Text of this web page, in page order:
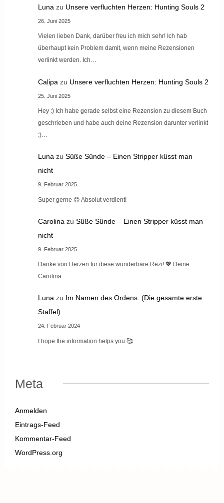
Luna zu Unsere verfluchten Herzen: Hunting Souls 2
26. Juni 2025
Vielen lieben Dank, darüber freu ich mich sehr! Ich hab
überhaupt kein Problem damit, wenn meine Rezensionen
verlinkt werden. Ich…
Calipa zu Unsere verfluchten Herzen: Hunting Souls 2
25. Juni 2025
Hey :) Ich habe gerade selbst eine Rezension zu diesem Buch
geschrieben und habe auch deine Rezension darunter verlinkt
:)…
Luna zu Süße Sünde – Einen Stripper küsst man
nicht
9. Februar 2025
Super gerne 😊 Absolut verdient!
Carolina zu Süße Sünde – Einen Stripper küsst man
nicht
9. Februar 2025
Danke von Herzen für diese wunderbare Rezi! 💖 Deine
Carolina
Luna zu Im Namen des Ordens. (Die gesamte erste
Staffel)
24. Februar 2024
I hope the information helps you.🥰
Meta
Anmelden
Eintrags-Feed
Kommentar-Feed
WordPress.org